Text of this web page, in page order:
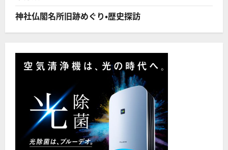
続
優
勝
腕
い
て
に
読
む
神社仏閣名所旧跡めぐり・歴史探訪